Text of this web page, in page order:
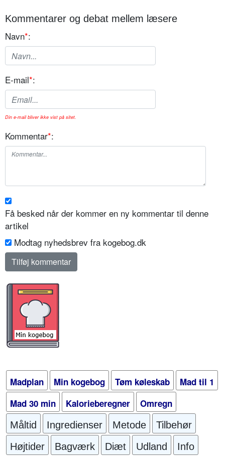
Kommentarer og debat mellem læsere
Navn*:
E-mail*:
Din e-mail bliver ikke vist på sitet.
Kommentar*:
Få besked når der kommer en ny kommentar til denne
artikel
Modtag nyhedsbrev fra kogebog.dk
Madplan Min kogebog Tøm køleskab
Mad til 1
Mad 30 min
Kalorieberegner Omregn
Måltid Ingredienser Metode
Tilbehør
Højtider
Bagværk Diæt Udland Info